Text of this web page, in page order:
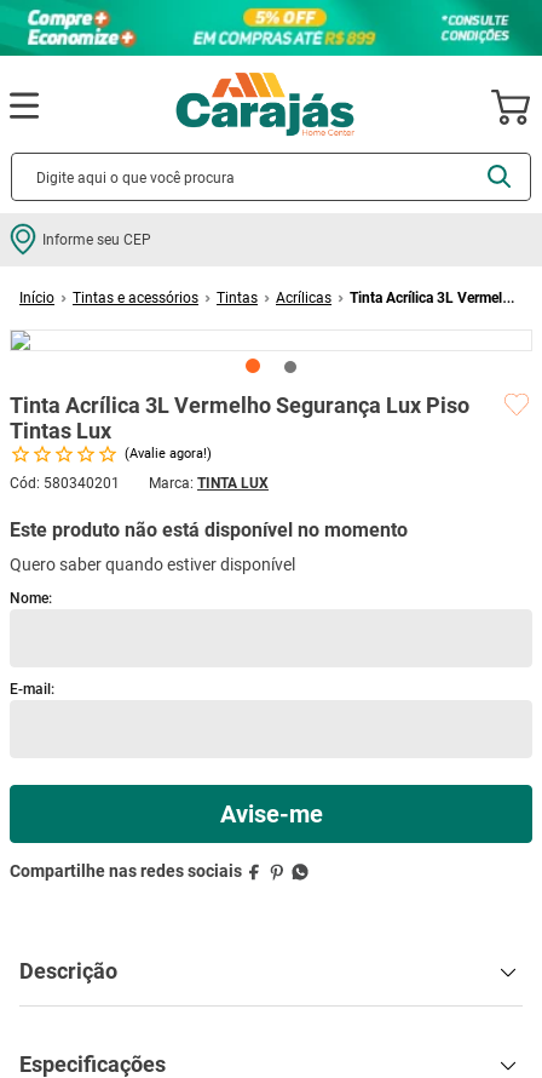
Informe seu CEP
Tintas e acessórios Tintas Acrílicas
Tinta Acrílica 3L Vermelho
Tinta Acrílica 3L Vermelho Segurança Lux Piso
Tintas Lux
Avalie agora!
Cód: 580340201 TINTA LUX
Este produto não está disponível no momento
Quero saber quando estiver disponível
Descrição
Especificações
Termos mais buscados
2º porcelanato
5º porta
6º vaso sanitário
8º cadeira
9º mesa
10